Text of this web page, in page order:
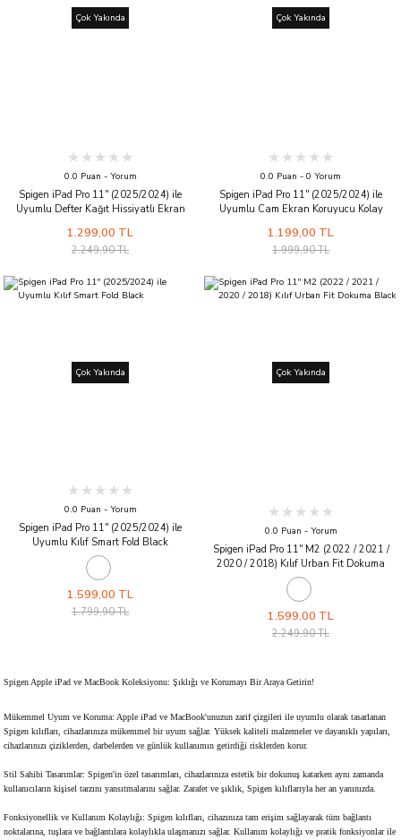
Çok Yakında
0.0 Puan - Yorum
Spigen iPad Pro 11'' (2025/2024) ile
Uyumlu Defter Kağıt Hissiyatlı Ekran
Fit - AGL07789
1.299,00 TL
2.249,90 TL
Çok Yakında
0.0 Puan - 0 Yorum
Spigen iPad Pro 11'' (2025/2024) ile
Uyumlu Cam Ekran Koruyucu Kolay
AGL07788
1.199,00 TL
1.999,90 TL
Çok Yakında
0.0 Puan - Yorum
Spigen iPad Pro 11'' (2025/2024) ile
Uyumlu Kılıf Smart Fold Black
1.599,00 TL
1.799,90 TL
Çok Yakında
0.0 Puan - Yorum
Spigen iPad Pro 11'' M2 (2022 / 2021 /
2020 / 2018) Kılıf Urban Fit Dokuma
Black
1.599,00 TL
2.249,90 TL
Spigen Apple iPad ve MacBook Koleksiyonu: Şıklığı ve Korumayı Bir Araya Getirin!
Mükemmel Uyum ve Koruma: Apple iPad ve MacBook'unuzun zarif çizgileri ile uyumlu olarak tasarlanan
Spigen kılıfları, cihazlarınıza mükemmel bir uyum sağlar. Yüksek kaliteli malzemeler ve dayanıklı yapıları,
cihazlarınızı çiziklerden, darbelerden ve günlük kullanımın getirdiği risklerden korur.
Stil Sahibi Tasarımlar: Spigen'in özel tasarımları, cihazlarınıza estetik bir dokunuş katarken aynı zamanda
kullanıcıların kişisel tarzını yansıtmalarını sağlar. Zarafet ve şıklık, Spigen kılıflarıyla her an yanınızda.
Fonksiyonellik ve Kullanım Kolaylığı: Spigen kılıfları, cihazınıza tam erişim sağlayarak tüm bağlantı
noktalarına, tuşlara ve bağlantılara kolaylıkla ulaşmanızı sağlar. Kullanım kolaylığı ve pratik fonksiyonlar ile